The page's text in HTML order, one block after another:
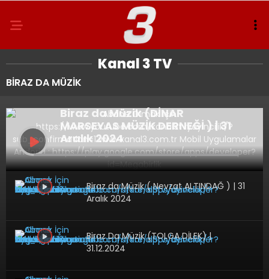
Kanal 3 TV
BİRAZ DA MÜZİK
Biraz da Müzik (DİNAR
MARSEYAS MÜZİK DERNEĞİ ) | 31
Aralık 2024
Biraz da Müzik ( Nevzat ALTINDAĞ ) | 31
Aralık 2024
Biraz Da Müzik (TOLGA DİLEK) |
31.12.2024